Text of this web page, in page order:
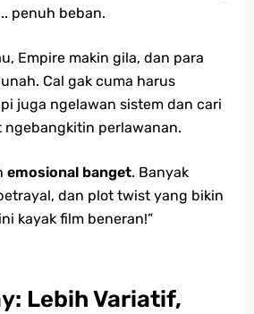
penuh beban.
Empire makin gila, dan para
Cal gak cuma harus
juga ngelawan sistem dan cari
ngebangkitin perlawanan.
emosional banget. Banyak
dan plot twist yang bikin
kayak film beneran!”
Lebih Variatif,